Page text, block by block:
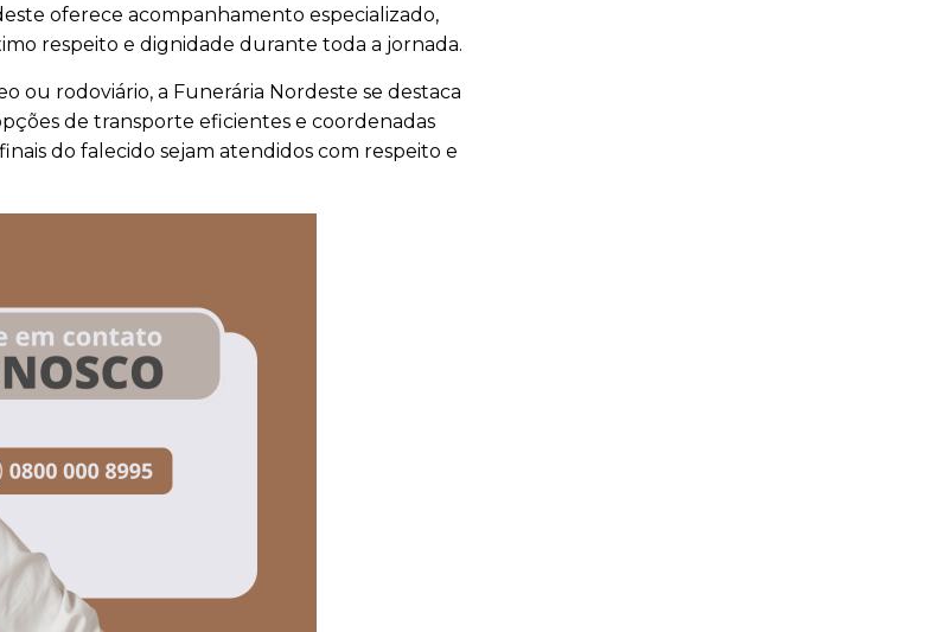
oferece acompanhamento especializado,
respeito e dignidade durante toda a jornada.
ou rodoviário, a Funerária Nordeste se destaca
de transporte eficientes e coordenadas
do falecido sejam atendidos com respeito e